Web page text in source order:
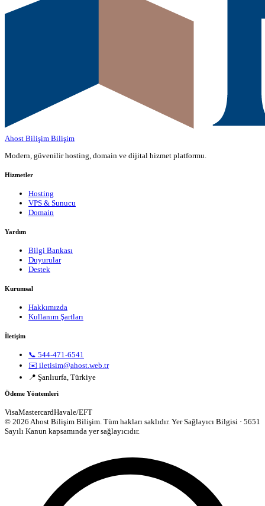
Ahost Bilişim Bilişim
Modern, güvenilir hosting, domain ve dijital hizmet platformu.
Hizmetler
Hosting
VPS & Sunucu
Domain
Yardım
Bilgi Bankası
Duyurular
Destek
Kurumsal
Hakkımızda
Kullanım Şartları
İletişim
📞 544-471-6541
✉️ iletisim@ahost.web.tr
📍 Şanlıurfa, Türkiye
Ödeme Yöntemleri
VisaMastercardHavale/EFT
© 2026 Ahost Bilişim Bilişim. Tüm hakları saklıdır. Yer Sağlayıcı Bilgisi · 5651
Sayılı Kanun kapsamında yer sağlayıcıdır.